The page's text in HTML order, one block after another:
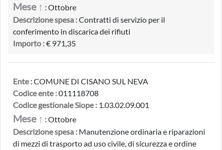
Mese ↑ :Ottobre
Descrizione spesa :Contratti di servizio per il
conferimento in discarica dei rifiuti
Importo :€ 971,35
Ente :COMUNE DI CISANO SUL NEVA
Codice ente :011118708
Codice gestionale Siope : 1.03.02.09.001
Mese ↑ :Ottobre
Descrizione spesa : Manutenzione ordinaria e riparazioni
di mezzi di trasporto ad uso civile, di sicurezza e ordine